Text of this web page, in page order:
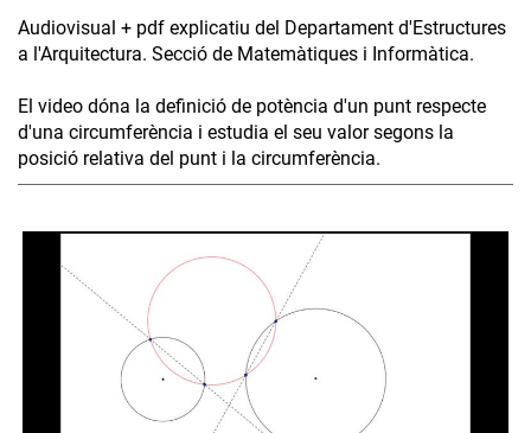
Audiovisual + pdf explicatiu del Departament d'Estructures
a l'Arquitectura. Secció de Matemàtiques i Informàtica.
El video dóna la definició de potència d'un punt respecte
d'una circumferència i estudia el seu valor segons la
posició relativa del punt i la circumferència.